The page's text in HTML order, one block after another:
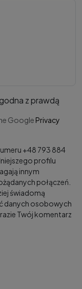
z prawdą
Google Privacy
+48 793 884
profilu
innym
połączeń.
świadomą
danych osobowych
Twój komentarz